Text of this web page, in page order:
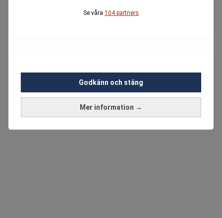
Se våra 104 partners
Mer information →
Godkänn och stäng